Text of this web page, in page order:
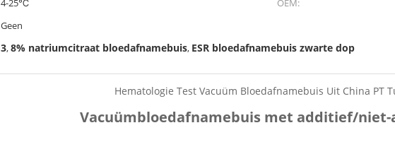
4-25℃ OEM:
Geen
3,8% natriumcitraat bloedafnamebuis, ESR bloedafnamebuis zwarte dop
Hematologie Test Vacuüm Bloedafnamebuis Uit China PT
Vacuümbloedafnamebuis met additief/